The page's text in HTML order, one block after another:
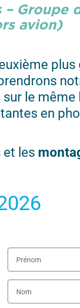
Groupe
avion)
le
en
et les